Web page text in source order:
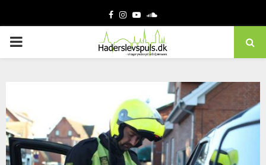
Facebook
Instagram
YoutubeSoundcloud
PRIMARY